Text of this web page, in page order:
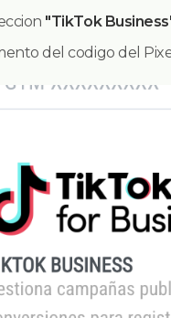
"TikTok
del codigo del